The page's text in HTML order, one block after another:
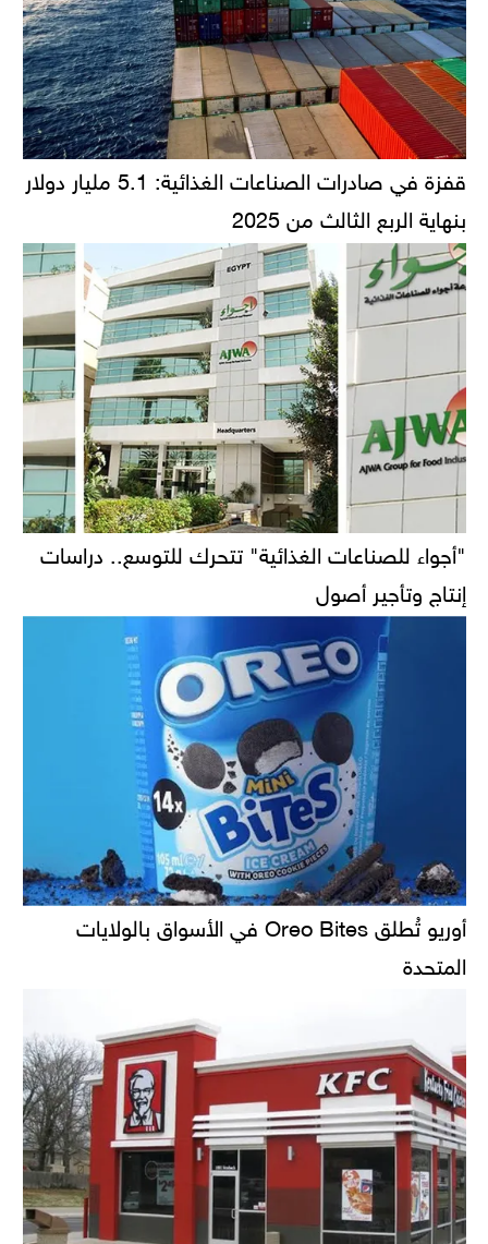
قفزة في صادرات الصناعات الغذائية: 5.1 مليار دولار
بنهاية الربع الثالث من 2025
"أجواء للصناعات الغذائية" تتحرك للتوسع.. دراسات
إنتاج وتأجير أصول
أوريو تُطلق Oreo Bites في الأسواق بالولايات
المتحدة